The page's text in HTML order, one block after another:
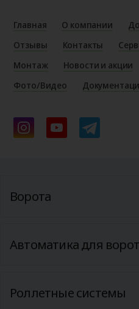
Главная О компании
Отзывы
Контакты
Монтаж
Новости и акции
Фото/Видео
Ворота
Автоматика для ворот
Роллетные системы